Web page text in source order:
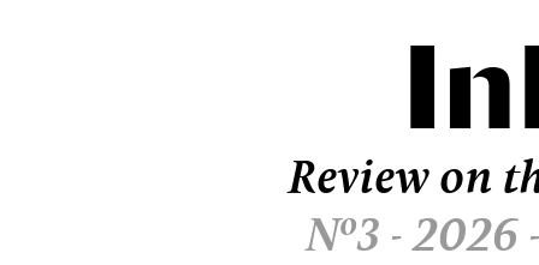
Review on
Nº3 - 2026